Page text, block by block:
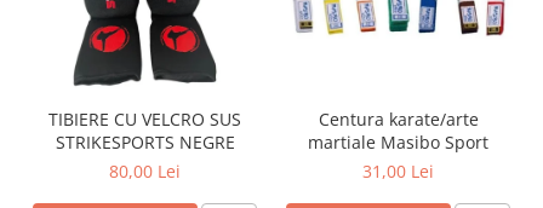
TIBIERE CU VELCRO SUS
STRIKESPORTS NEGRE
80,00 Lei
Centura karate/arte
martiale Masibo Sport
31,00 Lei